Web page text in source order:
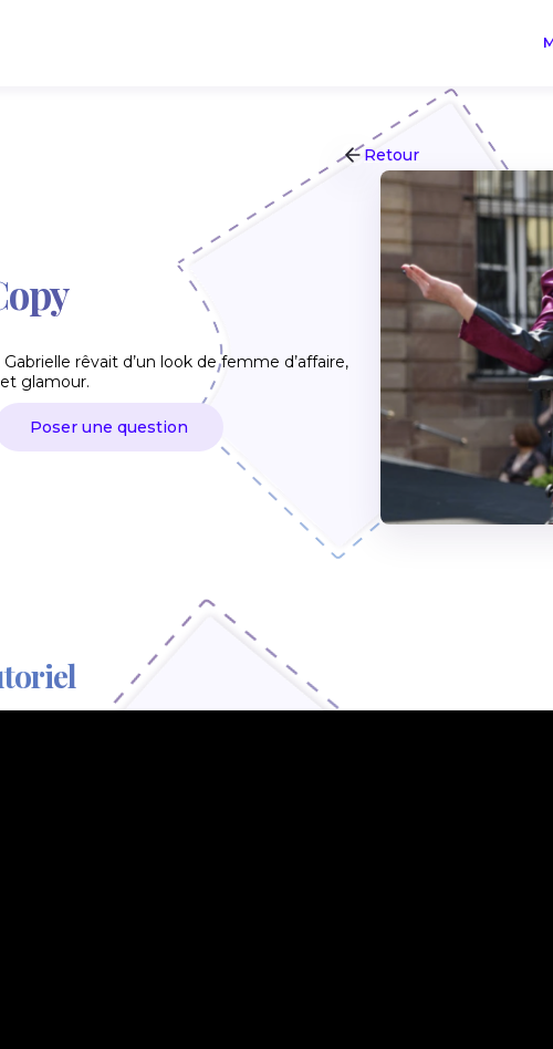
Retour
rêvait d’un look de femme d’affaire,
glamour.
Poser une question